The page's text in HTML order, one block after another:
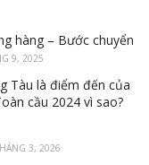
hàng – Bước chuyển
9, 2025
Tàu là điểm đến của
cầu 2024 vì sao?
3, 2026